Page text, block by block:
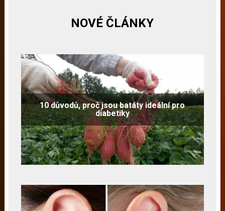
NOVÉ ČLÁNKY
10 důvodů, proč jsou batáty ideální pro
diabetiky